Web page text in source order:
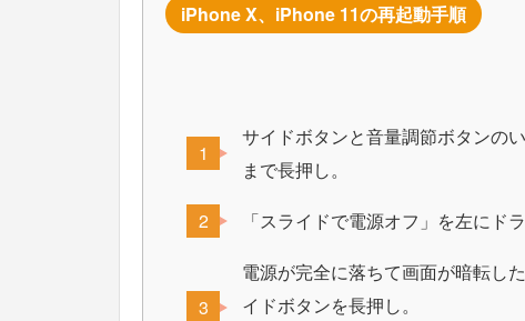
iPhone X、iPhone 11の再起動手順
サイドボタンと音量調節ボタンの
まで長押し。
「スライドで電源オフ」を左にドラ
電源が完全に落ちて画面が暗転し
イドボタンを長押し。